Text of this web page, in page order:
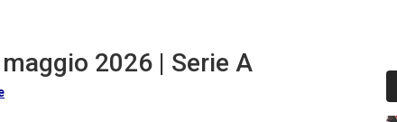
2026 | Serie A